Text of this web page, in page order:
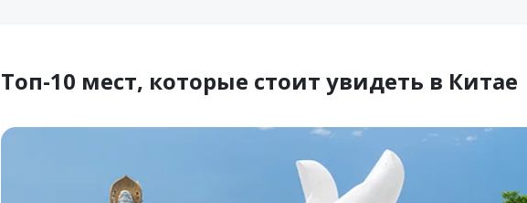
Топ-10 мест, которые стоит увидеть в Китае